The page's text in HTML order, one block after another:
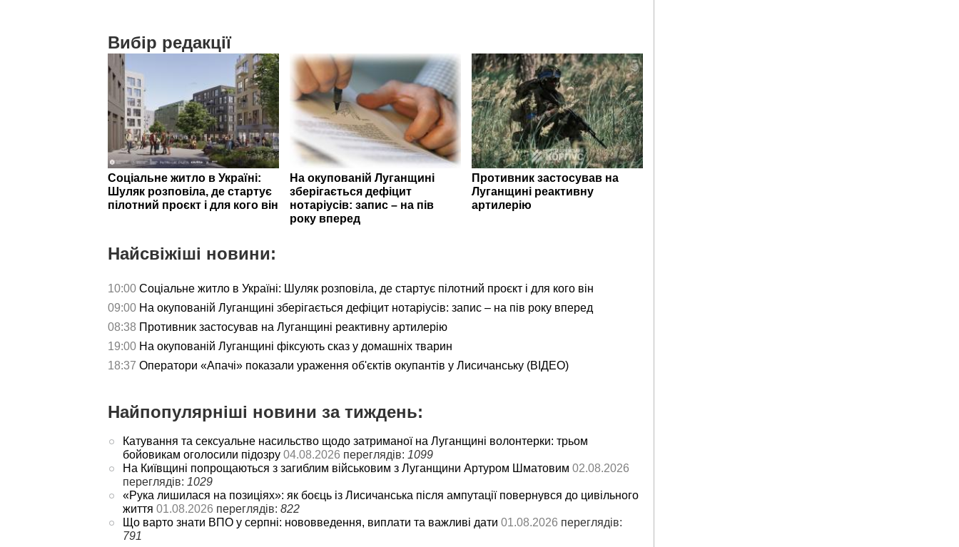
Вибір редакції
Соціальне житло в Україні:
Шуляк розповіла, де стартує
пілотний проєкт і для кого він
На окупованій Луганщині
зберігається дефіцит
нотаріусів: запис – на пів
року вперед
Противник застосував на
Луганщині реактивну
артилерію
Найсвіжіші новини:
10:00 Соціальне житло в Україні: Шуляк розповіла, де стартує пілотний проєкт і для кого він
09:00 На окупованій Луганщині зберігається дефіцит нотаріусів: запис – на пів року вперед
08:38 Противник застосував на Луганщині реактивну артилерію
19:00 На окупованій Луганщині фіксують сказ у домашніх тварин
18:37 Оператори «Апачі» показали ураження об'єктів окупантів у Лисичанську (ВІДЕО)
Найпопулярніші новини за тиждень:
Катування та сексуальне насильство щодо затриманої на Луганщині волонтерки: трьом
бойовикам оголосили підозру 04.08.2026 переглядів: 1099
На Київщині попрощаються з загиблим військовим з Луганщини Артуром Шматовим 02.08.2026
переглядів: 1029
«Рука лишилася на позиціях»: як боєць із Лисичанська після ампутації повернувся до цивільного
життя 01.08.2026 переглядів: 822
Що варто знати ВПО у серпні: нововведення, виплати та важливі дати 01.08.2026 переглядів:
791